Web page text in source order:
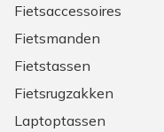
Fietsaccessoires
Fietsmanden
Fietstassen
Fietsrugzakken
Laptoptassen